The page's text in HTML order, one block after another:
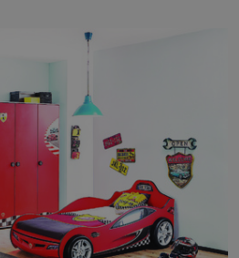
zachovalá, přičítají
podmínkám. Sucho,